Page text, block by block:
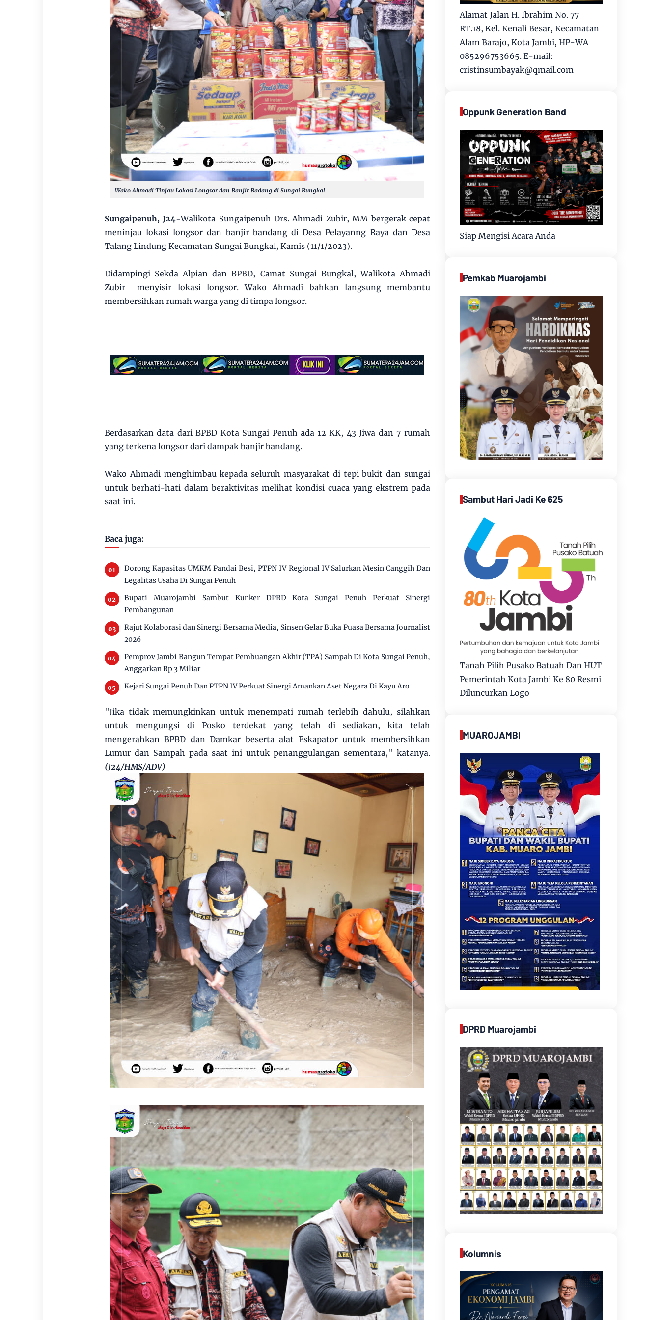
Wako Ahmadi Tinjau Lokasi Longsor dan Banjir Badang di Sungai Bungkal.
Sungaipenuh, J24-Walikota Sungaipenuh Drs. Ahmadi Zubir, MM bergerak cepat
meninjau lokasi longsor dan banjir bandang di Desa Pelayanng Raya dan Desa
Talang Lindung Kecamatan Sungai Bungkal, Kamis (11/1/2023).
Didampingi Sekda Alpian dan BPBD, Camat Sungai Bungkal, Walikota Ahmadi
Zubir menyisir lokasi longsor. Wako Ahmadi bahkan langsung membantu
membersihkan rumah warga yang di timpa longsor.
Berdasarkan data dari BPBD Kota Sungai Penuh ada 12 KK, 43 Jiwa dan 7 rumah
yang terkena longsor dari dampak banjir bandang.
Wako Ahmadi menghimbau kepada seluruh masyarakat di tepi bukit dan sungai
untuk berhati-hati dalam beraktivitas melihat kondisi cuaca yang ekstrem pada
saat ini.
Baca juga:
Dorong Kapasitas UMKM Pandai Besi, PTPN IV Regional IV Salurkan Mesin Canggih Dan
Legalitas Usaha Di Sungai Penuh
Bupati Muarojambi Sambut Kunker DPRD Kota Sungai Penuh Perkuat Sinergi
Pembangunan
Rajut Kolaborasi dan Sinergi Bersama Media, Sinsen Gelar Buka Puasa Bersama Journalist
2026
Pemprov Jambi Bangun Tempat Pembuangan Akhir (TPA) Sampah Di Kota Sungai Penuh,
Anggarkan Rp 3 Miliar
Kejari Sungai Penuh Dan PTPN IV Perkuat Sinergi Amankan Aset Negara Di Kayu Aro
"Jika tidak memungkinkan untuk menempati rumah terlebih dahulu, silahkan
untuk mengungsi di Posko terdekat yang telah di sediakan, kita telah
mengerahkan BPBD dan Damkar beserta alat Eskapator untuk membersihkan
Lumur dan Sampah pada saat ini untuk penanggulangan sementara," katanya.
(J24/HMS/ADV)
Alamat Jalan H. Ibrahim No. 77
RT.18, Kel. Kenali Besar, Kecamatan
Alam Barajo, Kota Jambi, HP-WA
085296753665. E-mail:
cristinsumbayak@qmail.com
Oppunk Generation Band
Siap Mengisi Acara Anda
Pemkab Muarojambi
Sambut Hari Jadi Ke 625
Tanah Pilih Pusako Batuah Dan HUT
Pemerintah Kota Jambi Ke 80 Resmi
Diluncurkan Logo
MUAROJAMBI
DPRD Muarojambi
Kolumnis